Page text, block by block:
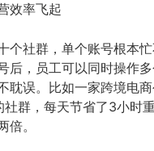
效率飞起
个社群，单个账号根本
后，员工可以同时操作
耽误。比如一家跨境电
社群，每天节省了3小时
倍。